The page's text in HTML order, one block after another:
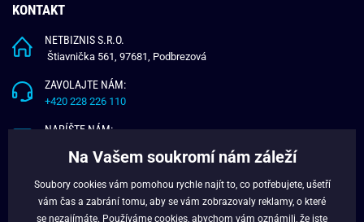
KONTAKT
NETBIZNIS S.R.O.
Štiavnička 561, 97681, Podbrezová
ZAVOLAJTE NÁM:
+420 228 226 110
NAPÍŠTE NÁM:
O NÁS
Na Vašem soukromí nám záleží
Soubory cookies vám pomohou rychle najít to, co potřebujete, ušetří
vám čas a zabrání tomu, aby se vám zobrazovaly reklamy, o které
se nezajímáte. Používáme cookies , abychom vám oznámili, že jste